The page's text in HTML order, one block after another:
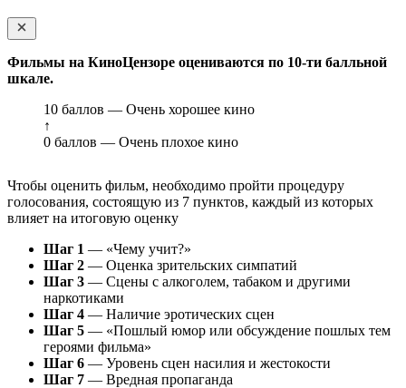
Фильмы на КиноЦензоре оцениваются по 10-ти балльной
шкале.
10 баллов — Очень хорошее кино
↑
0 баллов — Очень плохое кино
Чтобы оценить фильм, необходимо пройти процедуру
голосования, состоящую из 7 пунктов, каждый из которых
влияет на итоговую оценку
Шаг 1 — «Чему учит?»
Шаг 2 — Оценка зрительских симпатий
Шаг 3 — Сцены с алкоголем, табаком и другими
наркотиками
Шаг 4 — Наличие эротических сцен
Шаг 5 — «Пошлый юмор или обсуждение пошлых тем
героями фильма»
Шаг 6 — Уровень сцен насилия и жестокости
Шаг 7 — Вредная пропаганда